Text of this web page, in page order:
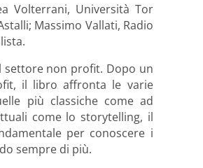
Volterrani, Università Tor
Massimo Vallati, Radio
settore non profit. Dopo un
il libro affronta le varie
più classiche come ad
come lo storytelling, il
per conoscere i
sempre di più.